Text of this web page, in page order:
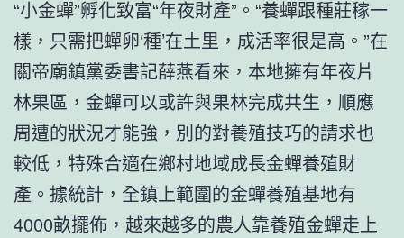
“小金蟬”孵化致富“年夜財產”。“養蟬跟種莊稼一
樣，只需把蟬卵‘種’在土里，成活率很是高。”在
關帝廟鎮黨委書記薛燕看來，本地擁有年夜片
林果區，金蟬可以或許與果林完成共生，順應
周遭的狀況才能強，別的對養殖技巧的請求也
較低，特殊合適在鄉村地域成長金蟬養殖財
產。據統計，全鎮上範圍的金蟬養殖基地有
4000畝擺佈，越來越多的農人靠養殖金蟬走上